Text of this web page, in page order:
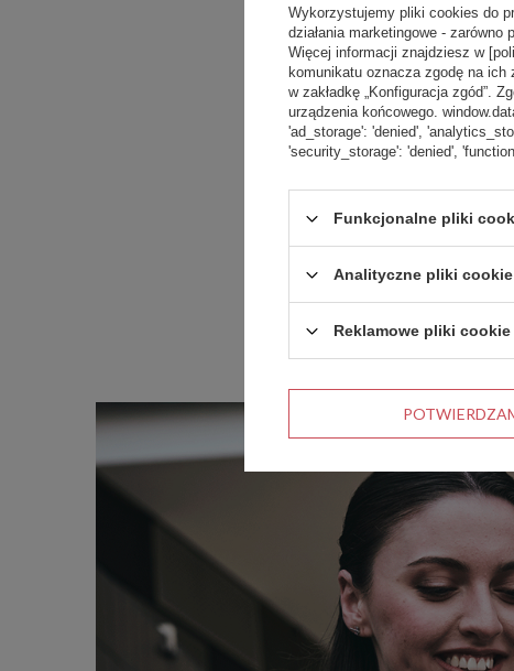
Wykorzystujemy pliki cookies do
działania marketingowe -
Więcej informacji znajdziesz w
komunikatu oznacza zgodę na
w zakładkę „Konfiguracja zgód”.
urządzenia końcowego.
'ad_storage': 'denied',
'security_storage': 'denied',
Funkcjonalne pliki
Analityczne pliki cookie
Reklamowe pliki cookie